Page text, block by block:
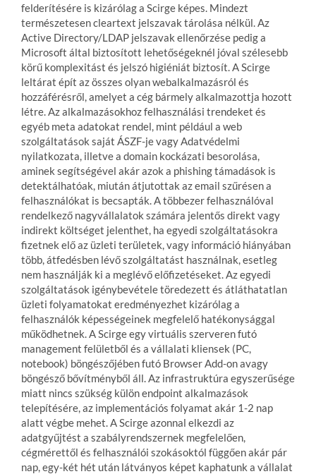
felderítésére is kizárólag a Scirge képes. Mindezt
természetesen cleartext jelszavak tárolása nélkül. Az
Active Directory/LDAP jelszavak ellenőrzése pedig a
Microsoft által biztosított lehetőségeknél jóval szélesebb
körű komplexitást és jelszó higiéniát biztosít. A Scirge
leltárat épít az összes olyan webalkalmazásról és
hozzáférésről, amelyet a cég bármely alkalmazottja hozott
létre. Az alkalmazásokhoz felhasználási trendeket és
egyéb meta adatokat rendel, mint például a web
szolgáltatások saját ÁSZF-je vagy Adatvédelmi
nyilatkozata, illetve a domain kockázati besorolása,
aminek segítségével akár azok a phishing támadások is
detektálhatóak, miután átjutottak az email szűrésen a
felhasználókat is becsapták. A többezer felhasználóval
rendelkező nagyvállalatok számára jelentős direkt vagy
indirekt költséget jelenthet, ha egyedi szolgáltatásokra
fizetnek elő az üzleti területek, vagy információ hiányában
több, átfedésben lévő szolgáltatást használnak, esetleg
nem használják ki a meglévő előfizetéseket. Az egyedi
szolgáltatások igénybevétele töredezett és átláthatatlan
üzleti folyamatokat eredményezhet kizárólag a
felhasználók képességeinek megfelelő hatékonysággal
működhetnek. A Scirge egy virtuális szerveren futó
management felületből és a vállalati kliensek (PC,
notebook) böngészőjében futó Browser Add-on avagy
böngésző bővítményből áll. Az infrastruktúra egyszerűsége
miatt nincs szükség külön endpoint alkalmazások
telepítésére, az implementációs folyamat akár 1-2 nap
alatt végbe mehet. A Scirge azonnal elkezdi az
adatgyűjtést a szabályrendszernek megfelelően,
cégmérettől és felhasználói szokásoktól függően akár pár
nap, egy-két hét után látványos képet kaphatunk a vállalat